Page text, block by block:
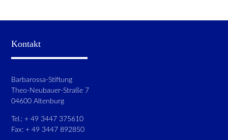
Kontakt
Barbarossa-Stiftung
Theo-Neubauer-Straße 7
04600 Altenburg
Tel.: + 49 3447 375610
Fax: + 49 3447 892850